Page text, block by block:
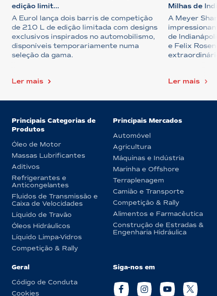
edição limit...
A Eurol lança dois barris de competição
de 210 L de edição limitada com designs
exclusivos inspirados no automobilismo,
disponíveis temporariamente numa
seleção da gama.
Ler mais
Milhas de
A Meyer
de
e Felix
Ler mais
Principais Categorias de
Produtos
Óleo de Motor
Massas Lubrificantes
Aditivos
Refrigerantes e
Anticongelantes
Fluidos de Transmissão e
Caixa de Velocidades
Líquido de Travão
Óleos Hidráulicos
Líquido Limpa-Vidros
Competição & Rally
Principais Mercados
Automóvel
Agricultura
Máquinas e Indústria
Marinha e Offshore
Terraplenagem
Camião e Transporte
Competição & Rally
Alimentos e Farmacêutica
Construção de Estradas &
Engenharia Hidráulica
Geral
Código de Conduta
Cookies
Siga-nos em